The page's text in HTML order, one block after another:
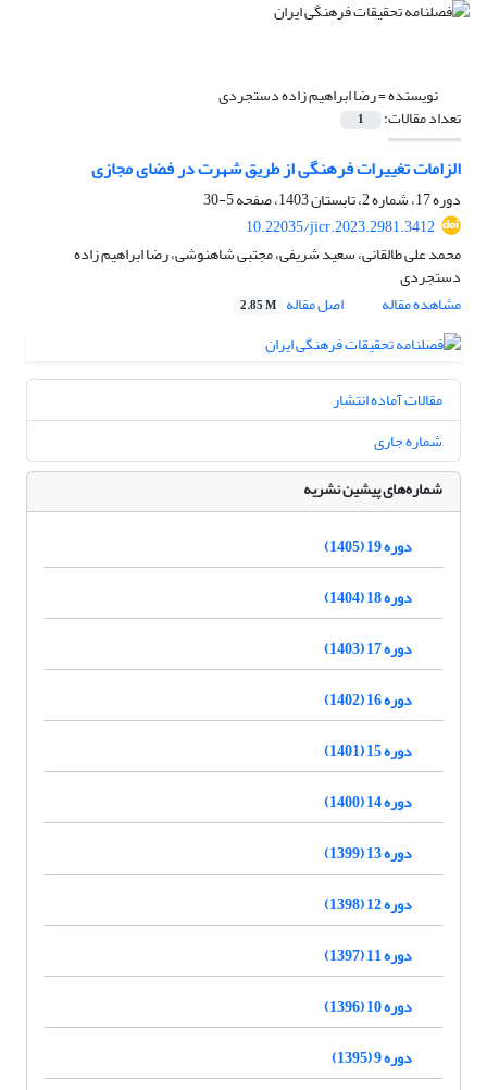
نویسنده =رضا ابراهیم زاده دستجردی
تعداد مقالات: 1
الزامات تغییرات فرهنگی از طریق شهرت در فضای مجازی
دوره 17، شماره 2، تابستان 1403، صفحه
5-30
10.22035/jicr.2023.2981.3412
محمد علی طالقانی، سعید شریفی، مجتبی شاهنوشی، رضا ابراهیم زاده
دستجردی
مشاهده مقاله
اصل مقاله 2.85 M
مقالات آماده انتشار
شماره جاری
شماره‌های پیشین نشریه
دوره 19 (1405)
دوره 18 (1404)
دوره 17 (1403)
دوره 16 (1402)
دوره 15 (1401)
دوره 14 (1400)
دوره 13 (1399)
دوره 12 (1398)
دوره 11 (1397)
دوره 10 (1396)
دوره 9 (1395)